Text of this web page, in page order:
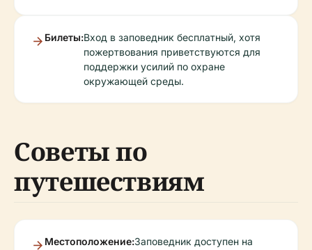
Билеты:Вход в заповедник бесплатный, хотя
пожертвования приветствуются для
поддержки усилий по охране
окружающей среды.
Советы по
путешествиям
Местоположение:Заповедник доступен на